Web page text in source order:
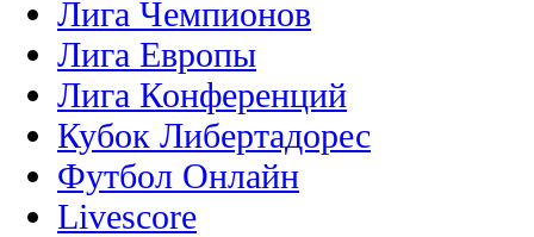
Лига Чемпионов
Лига Европы
Лига Конференций
Кубок Либертадорес
Футбол Онлайн
Livescore